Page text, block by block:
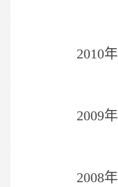
2010年
2009年
2008年